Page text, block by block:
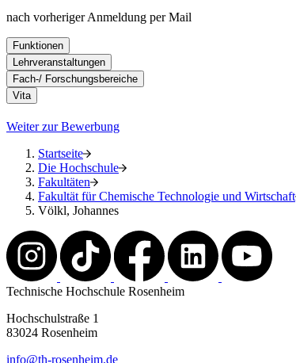
nach vorheriger Anmeldung per Mail
Funktionen
Lehrveranstaltungen
Fach-/ Forschungsbereiche
Vita
Weiter zur Bewerbung
Startseite
Die Hochschule
Fakultäten
Fakultät für Chemische Technologie und Wirtschaft
Völkl, Johannes
Technische Hochschule Rosenheim
Hochschulstraße 1
83024 Rosenheim
info@th-rosenheim.de